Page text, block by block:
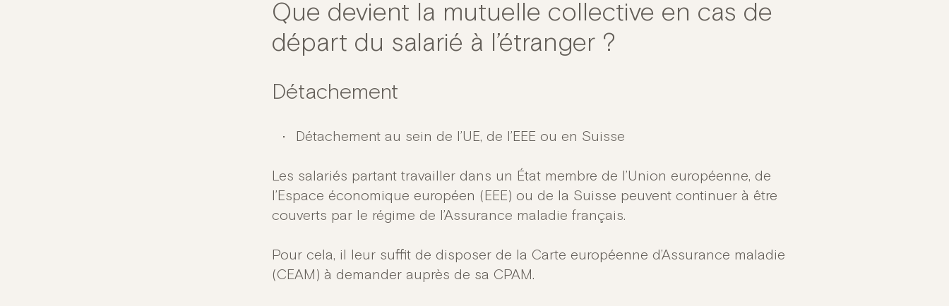
Que devient la mutuelle collective en cas de
départ du salarié à l’étranger ?
Détachement
Détachement au sein de l’UE, de l’EEE ou en Suisse
Les salariés partant travailler dans un État membre de l’Union européenne, de
l’Espace économique européen (EEE) ou de la Suisse peuvent continuer à être
couverts par le régime de l’Assurance maladie français.
Pour cela, il leur suffit de disposer de la Carte européenne d’Assurance maladie
(CEAM) à demander auprès de sa CPAM.